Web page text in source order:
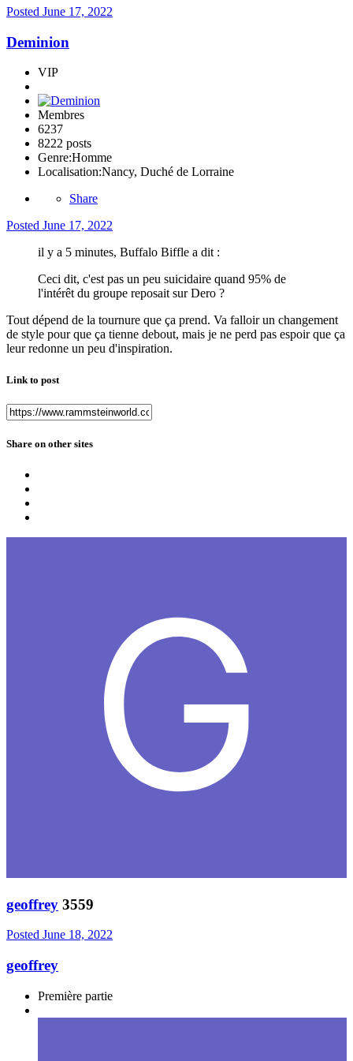
Posted June 17, 2022
Deminion
VIP
Membres
6237
8222 posts
Genre:Homme
Localisation:Nancy, Duché de Lorraine
Share
Posted June 17, 2022
il y a 5 minutes, Buffalo Biffle a dit :
Ceci dit, c'est pas un peu suicidaire quand 95% de
l'intérêt du groupe reposait sur Dero ?
Tout dépend de la tournure que ça prend. Va falloir un changement
de style pour que ça tienne debout, mais je ne perd pas espoir que ça
leur redonne un peu d'inspiration.
Link to post
Share on other sites
geoffrey 3559
Posted June 18, 2022
geoffrey
Première partie